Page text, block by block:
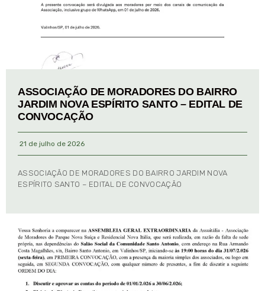
ASSOCIAÇÃO DE MORADORES DO BAIRRO
JARDIM NOVA ESPÍRITO SANTO – EDITAL DE
CONVOCAÇÃO
21 de julho de 2026
ASSOCIAÇÃO DE MORADORES DO BAIRRO JARDIM NOVA
ESPÍRITO SANTO – EDITAL DE CONVOCAÇÃO